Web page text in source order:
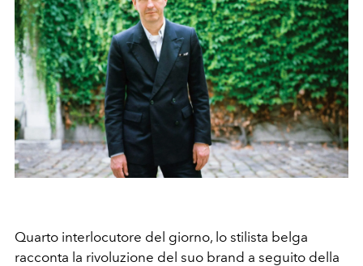
Quarto interlocutore del giorno, lo stilista belga
racconta la rivoluzione del suo brand a seguito della